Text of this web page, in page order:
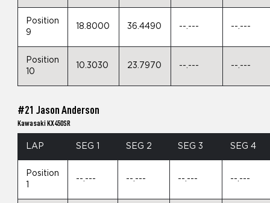
Position
9
18.8000 36.4490 --.--- --.---
Position
10
10.3030 23.7970 --.--- --.---
#21 Jason Anderson
Kawasaki KX450SR
LAP SEG 1 SEG 2 SEG 3 SEG 4
Position
--.--- --.--- --.--- --.---